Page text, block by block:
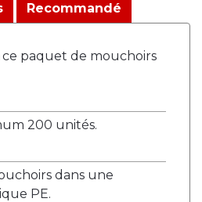
Recommandé
paquet de mouchoirs
200 unités.
dans une
PE.